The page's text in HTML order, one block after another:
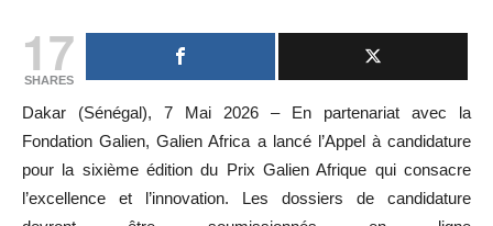
17
SHARES
Dakar (Sénégal), 7 Mai 2026 – En partenariat avec la
Fondation Galien, Galien Africa a lancé l’Appel à candidature
pour la sixième édition du Prix Galien Afrique qui consacre
l’excellence et l’innovation. Les dossiers de candidature